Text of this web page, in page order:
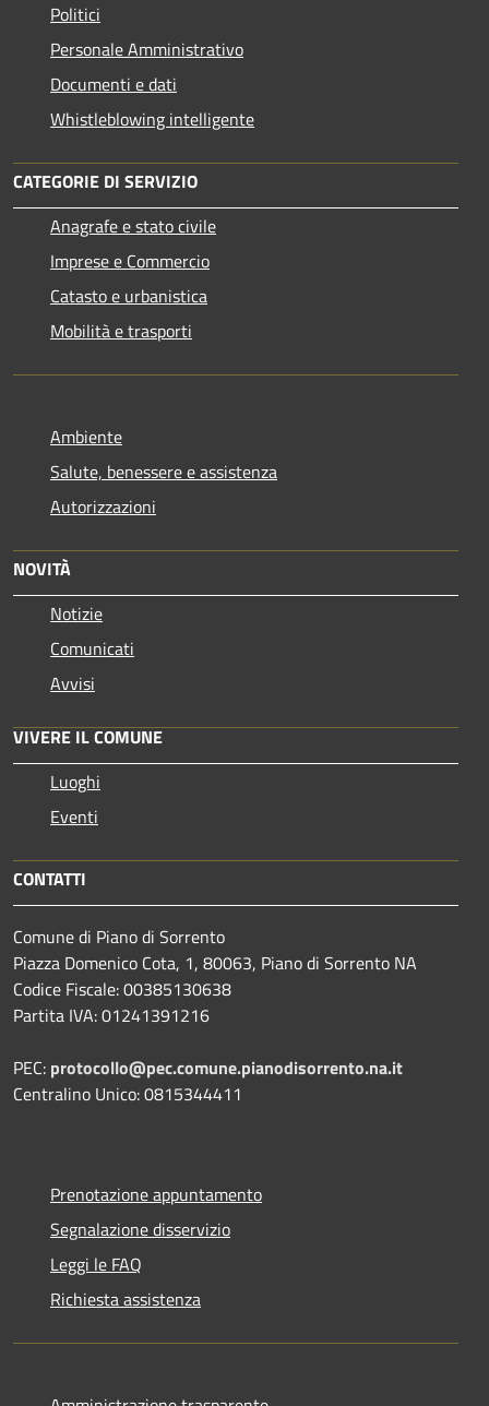
Politici
Personale Amministrativo
Documenti e dati
Whistleblowing intelligente
CATEGORIE DI SERVIZIO
Anagrafe e stato civile
Imprese e Commercio
Catasto e urbanistica
Mobilità e trasporti
Ambiente
Salute, benessere e assistenza
Autorizzazioni
NOVITÀ
Notizie
Comunicati
Avvisi
VIVERE IL COMUNE
Luoghi
Eventi
CONTATTI
Comune di Piano di Sorrento
Piazza Domenico Cota, 1, 80063, Piano di Sorrento NA
Codice Fiscale: 00385130638
Partita IVA: 01241391216
PEC: protocollo@pec.comune.pianodisorrento.na.it
Centralino Unico: 0815344411
Prenotazione appuntamento
Segnalazione disservizio
Leggi le FAQ
Richiesta assistenza